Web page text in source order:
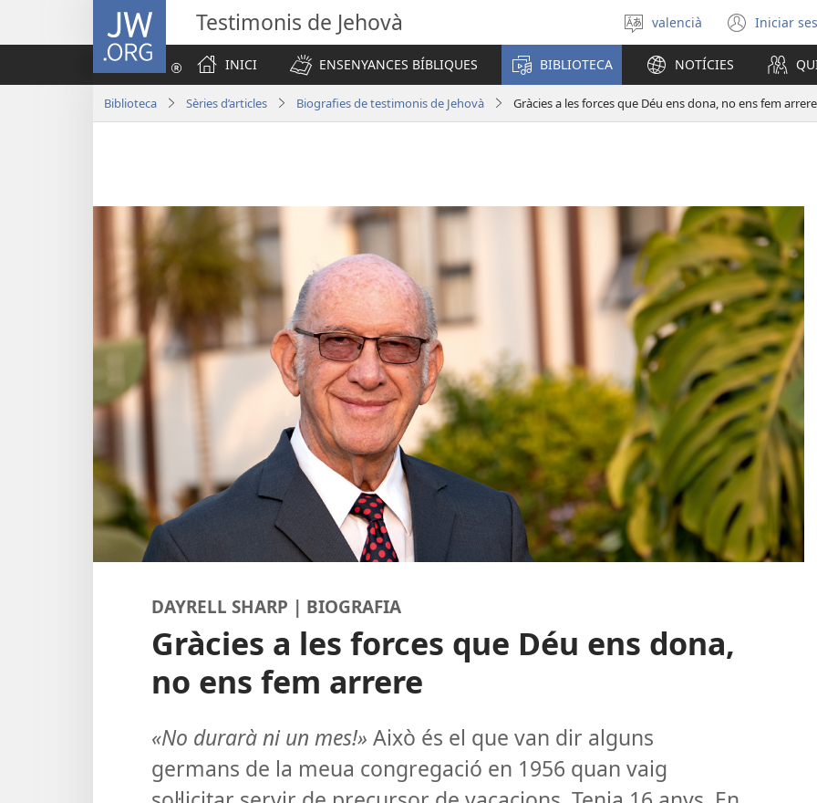
JW.ORG Testimonis de Jehovà
Seleccionar
un
idioma
valencià Iniciar(obri
en
una
nova)
INICI
ENSENYANCES BÍBLIQUES BIBLIOTECA NOTÍCIES
Biblioteca Sèries d’articles Biografies de testimonis de Jehovà Gràcies a les forces que Déu ens dona, no ens fem arrere
DAYRELL SHARP | BIOGRAFIA
Gràcies a les forces que Déu ens dona,
no ens fem arrere
«No durarà ni un mes!» Això és el que van dir alguns
germans de la meua congregació en 1956 quan vaig